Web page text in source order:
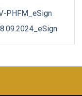
PHFM_eSign